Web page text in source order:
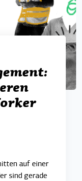
auf einer
sind gerade